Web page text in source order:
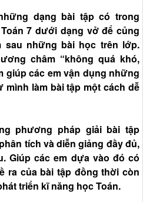
dạng bài tập có trong
7 dưới dạng vở để củng
sau những bài học trên lớp.
châm “không quá khó,
giúp các em vận dụng những
làm bài tập một cách dễ
phương pháp giải bài tập
tích và diễn giảng đầy đủ,
Giúp các em dựa vào đó có
ra của bài tập đồng thời còn
triển kĩ năng học Toán.